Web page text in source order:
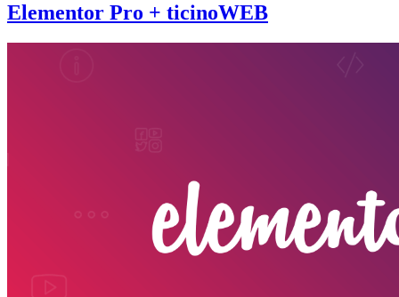
Elementor Pro + ticinoWEB